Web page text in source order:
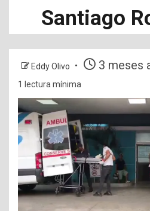
Santiago
Eddy Olivo 3 meses
1 lectura mínima